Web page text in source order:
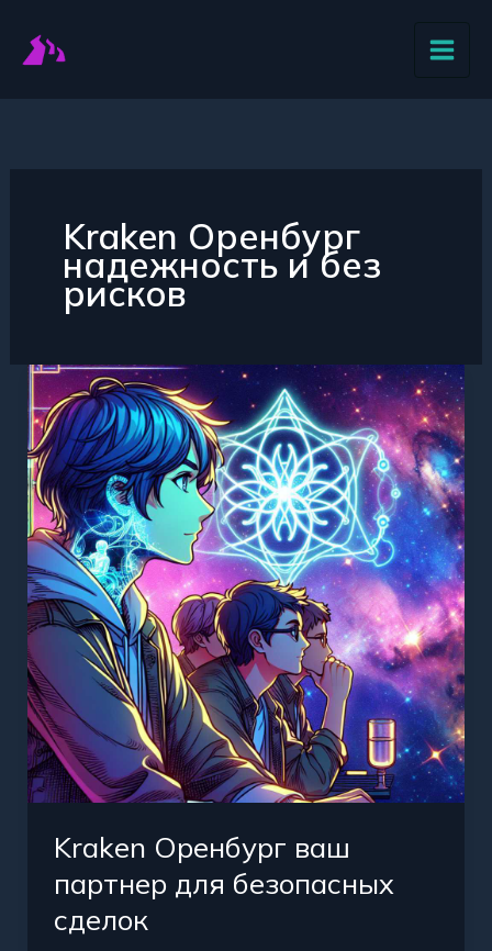
содержимому
Kraken Оренбург
надежность и без
рисков
Kraken Оренбург ваш
партнер для безопасных
сделок
Kraken
Оренбург
ваш
партнер
для
безопасных
сделок